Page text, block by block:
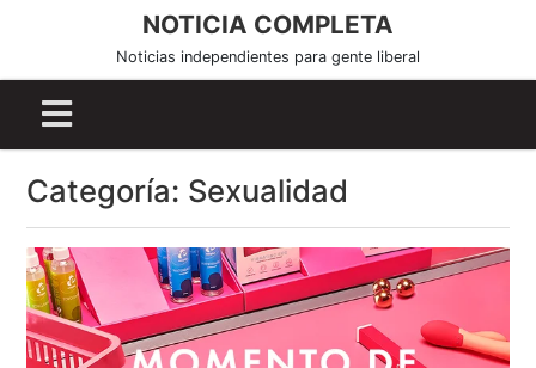
o
NOTICIA COMPLETA
Noticias independientes para gente liberal
Categoría: Sexualidad